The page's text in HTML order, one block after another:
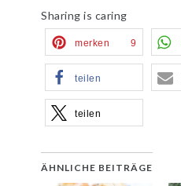
Sharing is caring
merken 9
teilen
teilen
ÄHNLICHE BEITRÄGE